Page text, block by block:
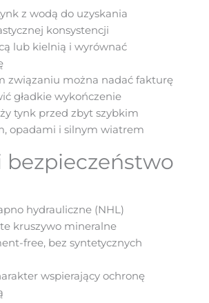
z wodą do uzyskania
konsystencji
lub kielnią i wyrównać
związaniu można nadać fakturę
gładkie wykończenie
tynk przed zbyt szybkim
opadami i silnym wiatrem
bezpieczeństwo
hydrauliczne (NHL)
kruszywo mineralne
free, bez syntetycznych
wspierający ochronę